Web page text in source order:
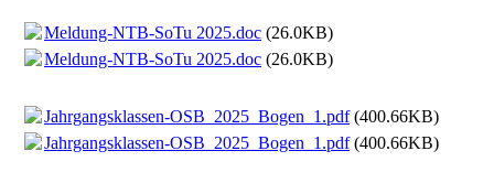
Meldung-NTB-SoTu 2025.doc (26.0KB)
Meldung-NTB-SoTu 2025.doc (26.0KB)
Jahrgangsklassen-OSB_2025_Bogen_1.pdf(400.66KB)
Jahrgangsklassen-OSB_2025_Bogen_1.pdf(400.66KB)